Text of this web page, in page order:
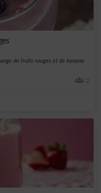
de fruits rouges et de banane
2